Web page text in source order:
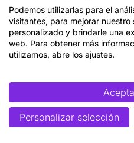
documentos donde se
nacionales de identidad,
números de teléfono que
mediante Google Hacking.
privacidad y cumplimiento
pentesting compartió
organización, lo que llevó
medidas inmediatas para
Podemos utilizarlas para el
visitantes, para mejorar
personalizado y brindarle una
web. Para obtener más
utilizamos, abre los ajustes.
Personalizar selección